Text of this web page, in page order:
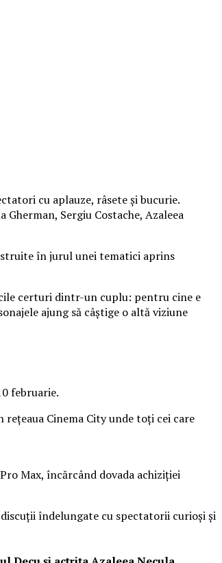
cu aplauze, râsete și bucurie.
Sergiu Costache, Azaleea
în jurul unei tematici aprins
certuri dintr-un cuplu: pentru cine e
ajung să câștige o altă viziune
februarie.
Cinema City unde toți cei care
Max, încărcând dovada achiziției
îndelungate cu spectatorii curioși și